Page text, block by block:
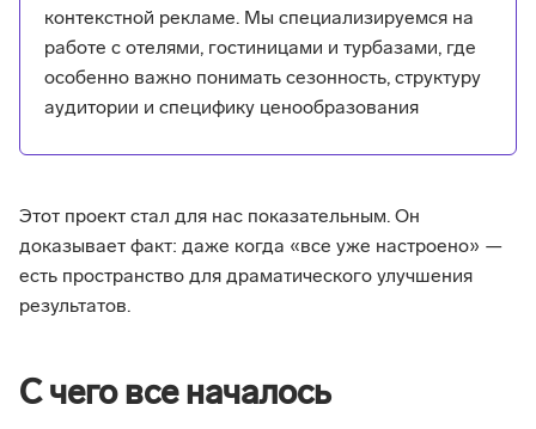
контекстной рекламе. Мы специализируемся на
работе с отелями, гостиницами и турбазами, где
особенно важно понимать сезонность, структуру
аудитории и специфику ценообразования
Этот проект стал для нас показательным. Он
доказывает факт: даже когда «все уже настроено» —
есть пространство для драматического улучшения
результатов.
С чего все началось